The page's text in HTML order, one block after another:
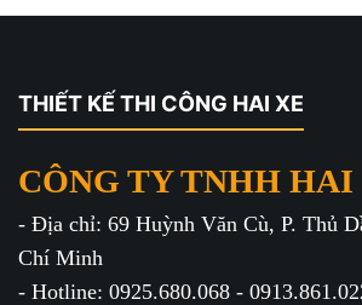
THIẾT KẾ THI CÔNG HAI XE
CÔNG TY TNHH HAI
- Địa chỉ: 69 Huỳnh Văn Cù, P. Thủ
Chí Minh
- Hotline: 0925.680.068 -